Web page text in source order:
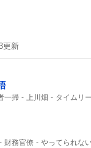
更新
一掃 上川畑
タイムリー
財務官僚
やってられな